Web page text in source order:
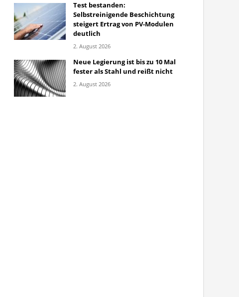
Test bestanden:
Selbstreinigende Beschichtung
steigert Ertrag von PV-Modulen
deutlich
2. August 2026
Neue Legierung ist bis zu 10 Mal
fester als Stahl und reißt nicht
2. August 2026